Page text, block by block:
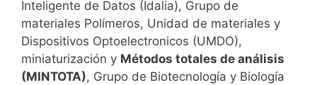
Inteligente de Datos (Idalia), Grupo de
materiales Polímeros, Unidad de materiales y
Dispositivos Optoelectronicos (UMDO),
miniaturización y Métodos totales de análisis
(MINTOTA), Grupo de Biotecnología y Biología